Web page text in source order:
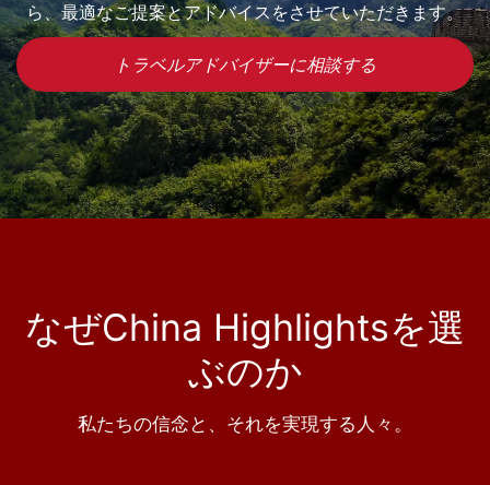
ら、最適なご提案とアドバイスをさせていただきます。
トラベルアドバイザーに相談する
なぜChina Highlightsを選
ぶのか
私たちの信念と、それを実現する人々。